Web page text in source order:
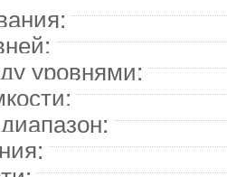
уровнями: